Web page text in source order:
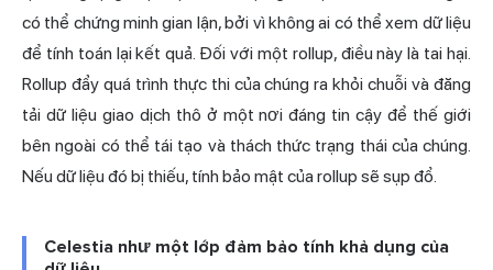
có thể chứng minh gian lận, bởi vì không ai có thể xem dữ liệu
để tính toán lại kết quả. Đối với một rollup, điều này là tai hại.
Rollup đẩy quá trình thực thi của chúng ra khỏi chuỗi và đăng
tải dữ liệu giao dịch thô ở một nơi đáng tin cậy để thế giới
bên ngoài có thể tái tạo và thách thức trạng thái của chúng.
Nếu dữ liệu đó bị thiếu, tính bảo mật của rollup sẽ sụp đổ.
Celestia như một lớp đảm bảo tính khả dụng của